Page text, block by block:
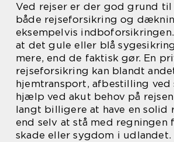
Ved rejser er der god grund til
både rejseforsikring og
eksempelvis
at det gule eller blå
mere, end de faktisk gør. En
rejseforsikring kan blandt
hjemtransport, afbestilling ved
hjælp ved akut behov på
langt billigere at have en solid
end selv at stå med regningen
skade eller sygdom i udlandet.